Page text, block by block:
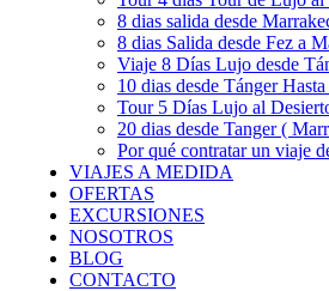
8 dias salida desde
8 dias Salida desde Fez a
Viaje 8 Días Lujo desde
10 dias desde Tánger
Tour 5 Días Lujo al
20 dias desde Tanger (
Por qué contratar un viaje
VIAJES A MEDIDA
OFERTAS
EXCURSIONES
NOSOTROS
BLOG
CONTACTO